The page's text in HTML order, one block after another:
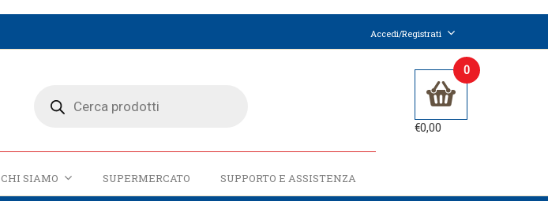
Accedi/Registrati
CHI SIAMO SUPERMERCATO SUPPORTO E ASSISTENZA
0
€0,00